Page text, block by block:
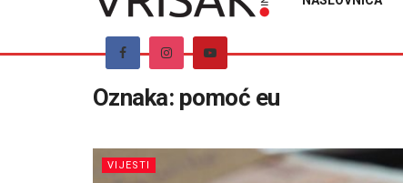
Oznaka: pomoć eu
VIJESTI